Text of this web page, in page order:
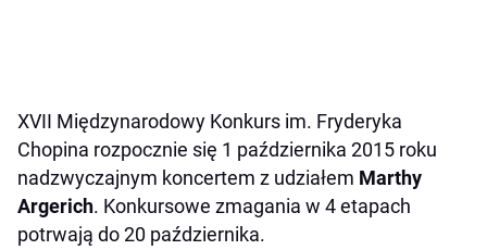
XVII Międzynarodowy Konkurs im. Fryderyka
Chopina rozpocznie się 1 października 2015 roku
nadzwyczajnym koncertem z udziałem Marthy
Argerich. Konkursowe zmagania w 4 etapach
potrwają do 20 października.